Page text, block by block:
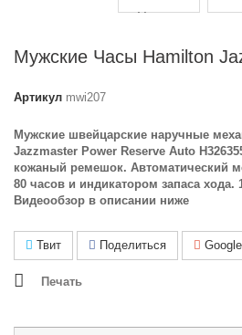
Мужские Часы Hamilton
Артикул mwi207
Мужские швейцарские наручные
Jazzmaster Power Reserve Auto
кожаный ремешок. Автоматический
80 часов и индикатором запаса
Видеообзор в описании ниже
Твит Поделиться
Печать